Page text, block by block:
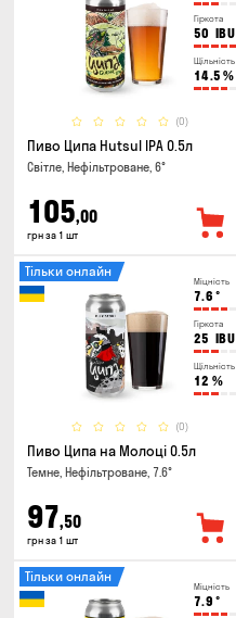
Гіркота
50 IBU
Щільність
14.5 %
(0)
Пиво Ципа Hutsul IPA 0.5л
Світле, Нефільтроване, 6°
105,00
грн за 1 шт
Міцність
7.6 °
Гіркота
25 IBU
Щільність
12 %
(0)
Тільки онлайн
Пиво Ципа на Молоці 0.5л
Темне, Нефільтроване, 7.6°
97,50
грн за 1 шт
Міцність
7.9 °
Тільки онлайн